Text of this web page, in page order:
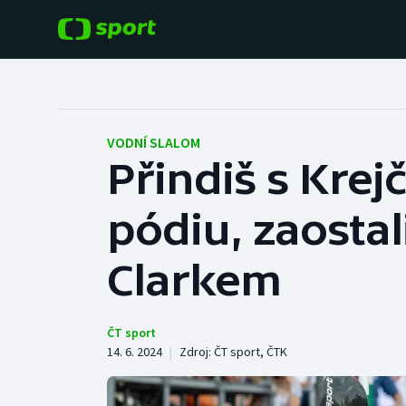
Hokej
Tenis
Atletika
Baseball a softbal
Basketbal
VODNÍ SLALOM
Přindiš s
pódiu,
Clarkem
ČT sport
14. 6. 2024 | Zdroj: ČT sport, ČTK